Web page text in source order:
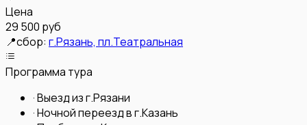
Цена
29 500 руб
📍сбор: г.Рязань, пл.Театральная
Программа тура
·Выезд из г.Рязани
·Ночной переезд в г.Казань